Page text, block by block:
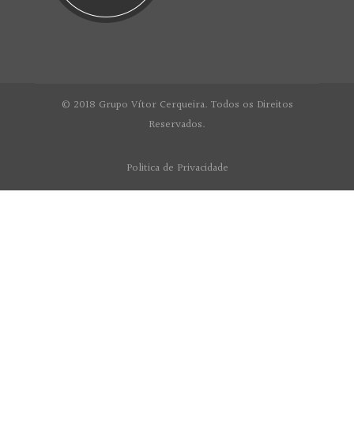
© 2018 Grupo Vítor Cerqueira. Todos os Direitos
Reservados.
Politica de Privacidade